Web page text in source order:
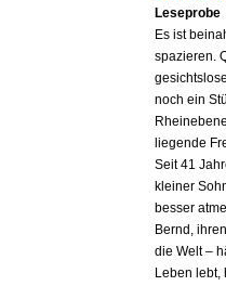
Leseprobe
Es ist
spazieren.
noch ein
liegende
Seit 41
kleiner
besser
Bernd,
die Welt –
Leben lebt,